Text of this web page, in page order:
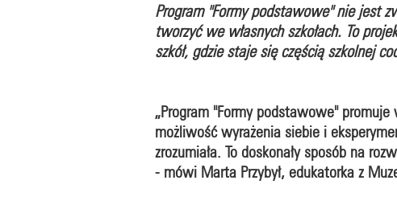
Program "Formy podstawowe" nie jest
tworzyć we własnych szkołach. To
szkół, gdzie staje się częścią szkolnej
„Program "Formy podstawowe"
możliwość wyrażenia siebie i
zrozumiała. To doskonały sposób na
- mówi Marta Przybył, edukatorka z